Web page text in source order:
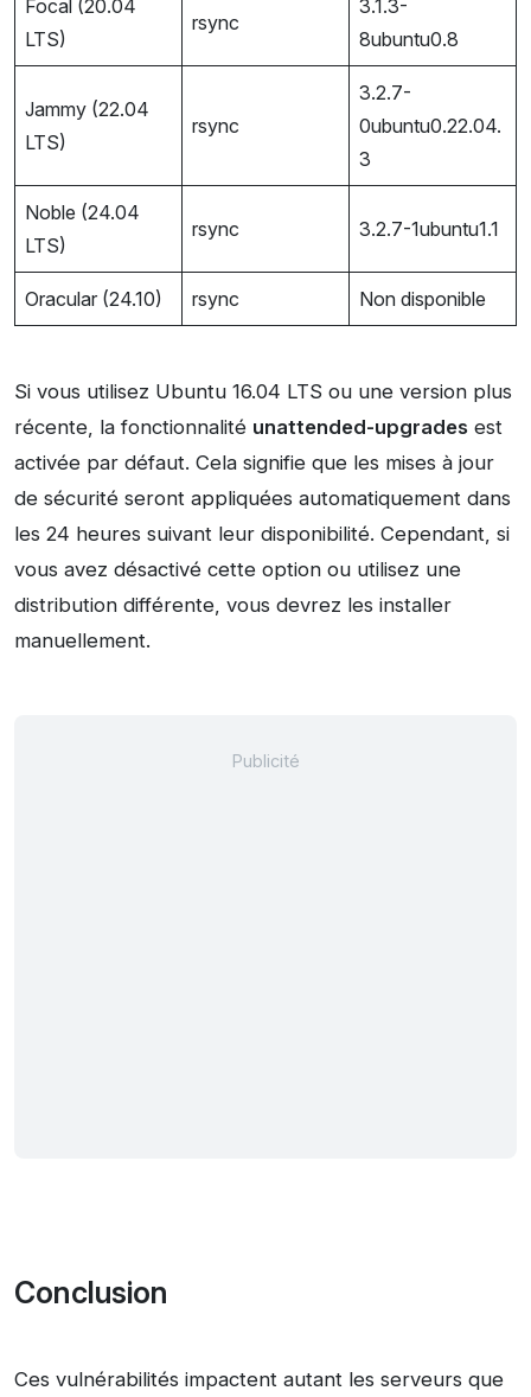
Focal (20.04
LTS)
rsync
3.1.3-
8ubuntu0.8
Jammy (22.04
LTS)
rsync
3.2.7-
0ubuntu0.22.04.
3
Noble (24.04
LTS)
rsync 3.2.7-1ubuntu1.1
Oracular (24.10) rsync Non disponible
Si vous utilisez Ubuntu 16.04 LTS ou une version plus
récente, la fonctionnalité unattended-upgrades est
activée par défaut. Cela signifie que les mises à jour
de sécurité seront appliquées automatiquement dans
les 24 heures suivant leur disponibilité. Cependant, si
vous avez désactivé cette option ou utilisez une
distribution différente, vous devrez les installer
manuellement.
Conclusion
Ces vulnérabilités impactent autant les serveurs que